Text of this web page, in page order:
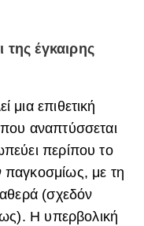
έγκαιρης
μια επιθετική
αναπτύσσεται
περίπου το
με τη
(σχεδόν
Η υπερβολική